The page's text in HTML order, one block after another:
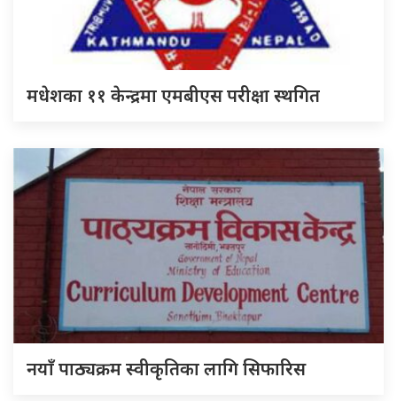
मधेशका ११ केन्द्रमा एमबीएस परीक्षा स्थगित
नयाँ पाठ्यक्रम स्वीकृतिका लागि सिफारिस